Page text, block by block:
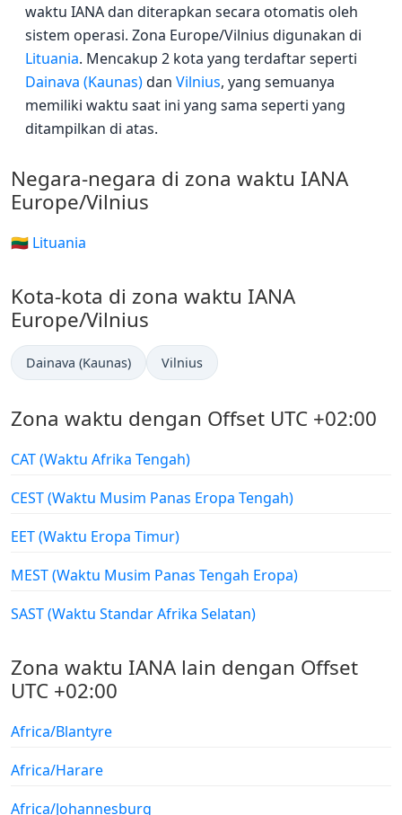
waktu IANA dan diterapkan secara otomatis oleh
sistem operasi. Zona Europe/Vilnius digunakan di
Lituania. Mencakup 2 kota yang terdaftar seperti
Dainava (Kaunas)dan Vilnius, yang semuanya
memiliki waktu saat ini yang sama seperti yang
ditampilkan di atas.
Negara-negara di zona waktu IANA
Europe/Vilnius
🇱🇹 Lituania
Kota-kota di zona waktu IANA
Europe/Vilnius
Dainava (Kaunas) Vilnius
Zona waktu dengan Offset UTC +02:00
CAT (Waktu Afrika Tengah)
CEST (Waktu Musim Panas Eropa Tengah)
EET (Waktu Eropa Timur)
MEST (Waktu Musim Panas Tengah Eropa)
SAST (Waktu Standar Afrika Selatan)
Zona waktu IANA lain dengan Offset
UTC +02:00
Africa/Blantyre
Africa/Harare
Africa/Johannesburg